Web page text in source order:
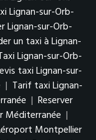
Lignan-sur-Orb-
Lignan-sur-Orb-
un taxi à Lignan-
Lignan-sur-Orb-
taxi Lignan-sur-
| Tarif taxi Lignan-
| Reserver
Méditerranée |
Montpellier